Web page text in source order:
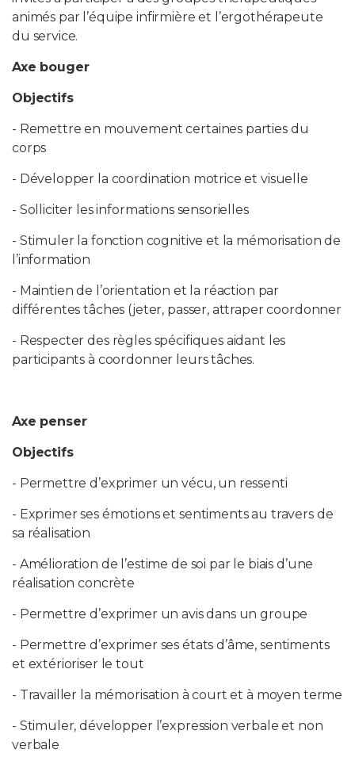
animés par l’équipe infirmière et l’ergothérapeute
du service.
Axe bouger
Objectifs
- Remettre en mouvement certaines parties du
corps
- Développer la coordination motrice et visuelle
- Solliciter les informations sensorielles
- Stimuler la fonction cognitive et la mémorisation de
l’information
- Maintien de l’orientation et la réaction par
différentes tâches (jeter, passer, attraper coordonner
- Respecter des règles spécifiques aidant les
participants à coordonner leurs tâches.
Axe penser
Objectifs
- Permettre d’exprimer un vécu, un ressenti
- Exprimer ses émotions et sentiments au travers de
sa réalisation
- Amélioration de l’estime de soi par le biais d’une
réalisation concrète
- Permettre d’exprimer un avis dans un groupe
- Permettre d’exprimer ses états d’âme, sentiments
et extérioriser le tout
- Travailler la mémorisation à court et à moyen terme
- Stimuler, développer l’expression verbale et non
verbale